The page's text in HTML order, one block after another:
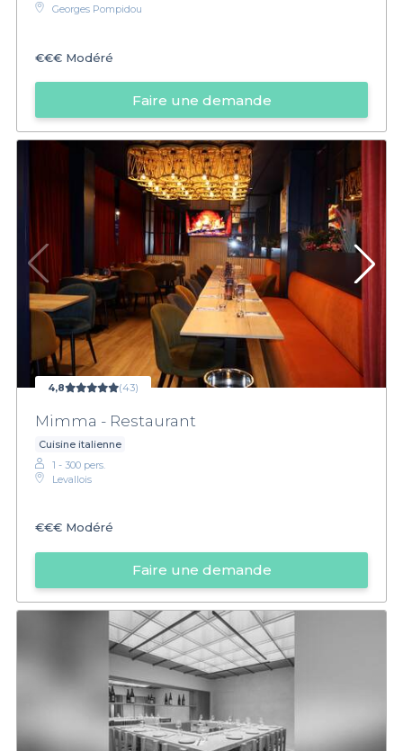
Georges Pompidou
€€€ Modéré
Faire une demande
4,8 (43)
Mimma - Restaurant
Cuisine italienne
1 - 300 pers.
Levallois
€€€ Modéré
Faire une demande